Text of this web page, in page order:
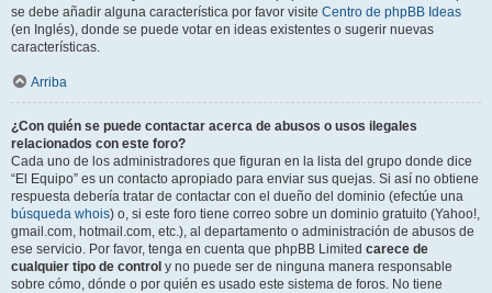
se debe añadir alguna característica por favor visite Centro de phpBB Ideas
(en Inglés), donde se puede votar en ideas existentes o sugerir nuevas
características.
Arriba
¿Con quién se puede contactar acerca de abusos o usos ilegales
relacionados con este foro?
Cada uno de los administradores que figuran en la lista del grupo donde dice
“El Equipo” es un contacto apropiado para enviar sus quejas. Si así no obtiene
respuesta debería tratar de contactar con el dueño del dominio (efectúe una
búsqueda whois) o, si este foro tiene correo sobre un dominio gratuito (Yahoo!,
gmail.com, hotmail.com, etc.), al departamento o administración de abusos de
ese servicio. Por favor, tenga en cuenta que phpBB Limited carece de
cualquier tipo de control y no puede ser de ninguna manera responsable
sobre cómo, dónde o por quién es usado este sistema de foros. No tiene